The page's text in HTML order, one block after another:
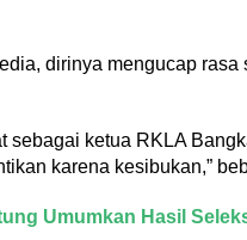
dirinya mengucap
sebagai ketua RKLA
karena kesibukan,”
Umumkan Hasil